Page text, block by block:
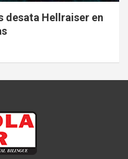
desata Hellraiser en